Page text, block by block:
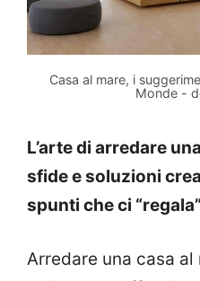
Casa al mare, i
Monde -
L’arte di arredare
sfide e soluzioni
spunti che ci
Arredare una casa